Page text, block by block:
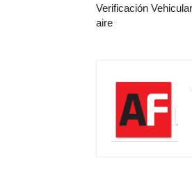
Verificación
aire